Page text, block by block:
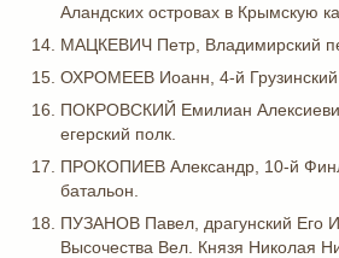
Аландских островах в Крымскую
МАЦКЕВИЧ Петр, Владимирский
ОХРОМЕЕВ Иоанн, 4-й Грузинский
ПОКРОВСКИЙ Емилиан
егерский полк.
ПРОКОПИЕВ Александр, 10-й
батальон.
ПУЗАНОВ Павел, драгунский Его
Высочества Вел. Князя Николая